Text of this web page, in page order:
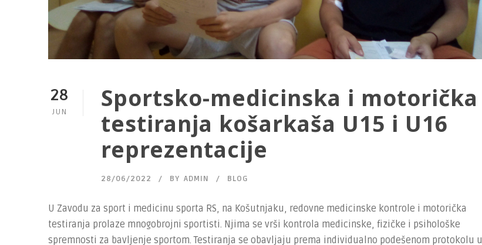
28
JUN
Sportsko-medicinska i motorička
testiranja košarkaša U15 i U16
reprezentacije
28/06/2022 BY ADMIN BLOG
U Zavodu za sport i medicinu sporta RS, na Košutnjaku, redovne medicinske kontrole i motorička
testiranja prolaze mnogobrojni sportisti. Njima se vrši kontrola medicinske, fizičke i psihološke
spremnosti za bavljenje sportom. Testiranja se obavljaju prema individualno podešenom protokolu u